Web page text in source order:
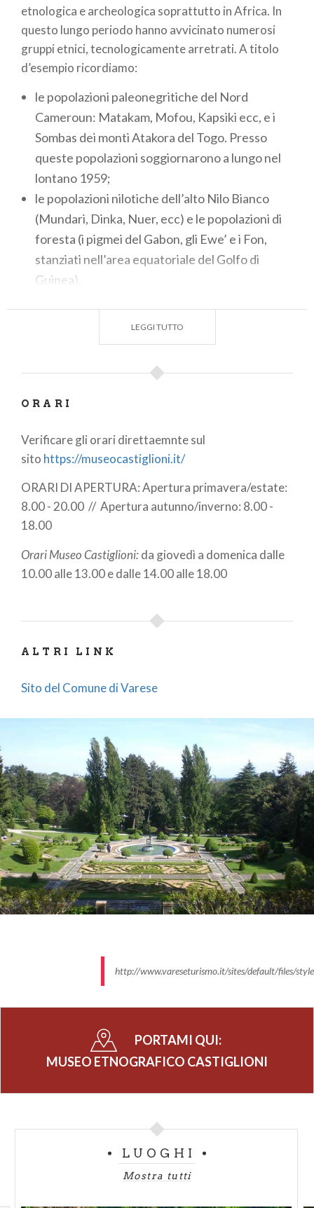
etnologica e archeologica soprattutto in Africa. In
questo lungo periodo hanno avvicinato numerosi
gruppi etnici, tecnologicamente arretrati. A titolo
d’esempio ricordiamo:
le popolazioni paleonegritiche del Nord
Cameroun: Matakam, Mofou, Kapsiki ecc, e i
Sombas dei monti Atakora del Togo. Presso
queste popolazioni soggiornarono a lungo nel
lontano 1959;
le popolazioni nilotiche dell’alto Nilo Bianco
(Mundari, Dinka, Nuer, ecc) e le popolazioni di
foresta (i pigmei del Gabon, gli Ewe’ e i Fon,
stanziati nell’area equatoriale del Golfo di
Guinea).
Durante le spedizioni, nei deserti, nelle savane, nelle
foreste e sui monti africani, i gemelli Castiglioni non
solo hanno raccolto e catalogato oggetti della vita
materiale e religiosa dei vari gruppi etnici, ma hanno
cinematografiche. Documenti ormai irripetibili che
permettono ai visitatori di “immergersi” in uno
mondo lontano e ormai scomparso.
Il museo si inserisce nel meraviglioso contesto di
Villa Toeplitz, sulla collina, ai piedi del Sacro Monte,
in posizione dominante.
Gli edifici che sorgono nel parco sono molteplici:le
serre, lastalla, lacappella, ilcampo da bocce
piscina e, naturalmente, laVilla
effettuata, al Comune di Varese, dai fratelli Angelo
hanno condotto missioni di ricerca e
documentazione etnologica e archeologica
soprattutto in Africa.
INFO UTILI
INDIRIZZO:Via Giambattista Vico – Varese // LINEE
URBANE: C - Z
BIGLIETTI:Intero: € 7 // Ridotto (Bambini da 5 a 10
anni): € 4 // Proiezioni: € 3 (per almeno 5 persone)
// Laboratori per scuole primarie: € 7
la tutela dell'incolumità pubblica*
LEGGI TUTTO
ORARI
Verificare gli orari direttaemnte sul
sito https://museocastiglioni.it/
ORARI DI APERTURA: Apertura primavera/estate:
8.00 - 20.00 // Apertura autunno/inverno: 8.00 -
18.00
Orari Museo Castiglioni:da giovedì a domenica dalle
10.00 alle 13.00 e dalle 14.00 alle 18.00
ALTRI LINK
Sito del Comune di Varese
http://www.vareseturismo.it/sites/default/files/
PORTAMI QUI:
MUSEO ETNOGRAFICO CASTIGLIONI
LUOGHI
Mostra tutti